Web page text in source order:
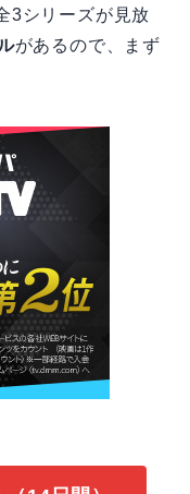
3シリーズが見放
があるので、まず